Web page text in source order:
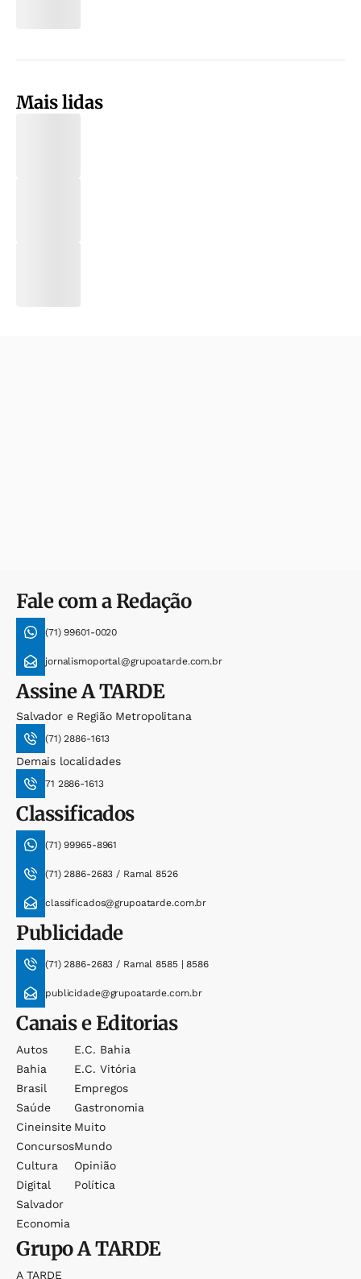
Mais lidas
Fale com a Redação
(71) 99601-0020
jornalismoportal@grupoatarde.com.br
AssineA TARDE
Salvador e Região Metropolitana
(71) 2886-1613
Demais localidades
71 2886-1613
Classificados
(71) 99965-8961
(71) 2886-2683 / Ramal 8526
classificados@grupoatarde.com.br
Publicidade
(71) 2886-2683 / Ramal 8585 | 8586
publicidade@grupoatarde.com.br
Canais e Editorias
Autos
Bahia
Brasil
Saúde
Cineinsite
Concursos
Cultura
Digital
Salvador
Economia
E.c. Bahia
E.c. Vitória
Empregos
Gastronomia
Muito
Mundo
Opinião
Política
GrupoA TARDE
A TARDE